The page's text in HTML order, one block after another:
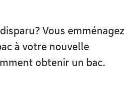
Vous emménagez
à votre nouvelle
obtenir un bac.